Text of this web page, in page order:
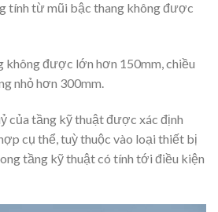
tính từ mũi bậc thang không được
không được lớn hơn 150mm, chiều
nhỏ hơn 300mm.
của tầng kỹ thuật được xác định
cụ thể, tuỳ thuộc vào loại thiết bị
tầng kỹ thuật có tính tới điều kiện